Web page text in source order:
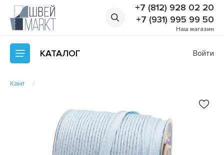
+7 (812) 928 02 20
+7 (931) 995 99 50
Наш магазин
КАТАЛОГ Войти
Кант